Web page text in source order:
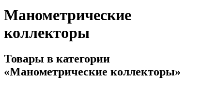
Манометрические
коллекторы
Товары в категории
«Манометрические коллекторы»